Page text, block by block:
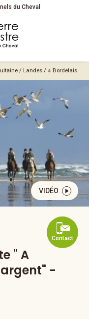
du Cheval
/ Landes /※ Bordelais
VIDÉO
Contact
" A
-